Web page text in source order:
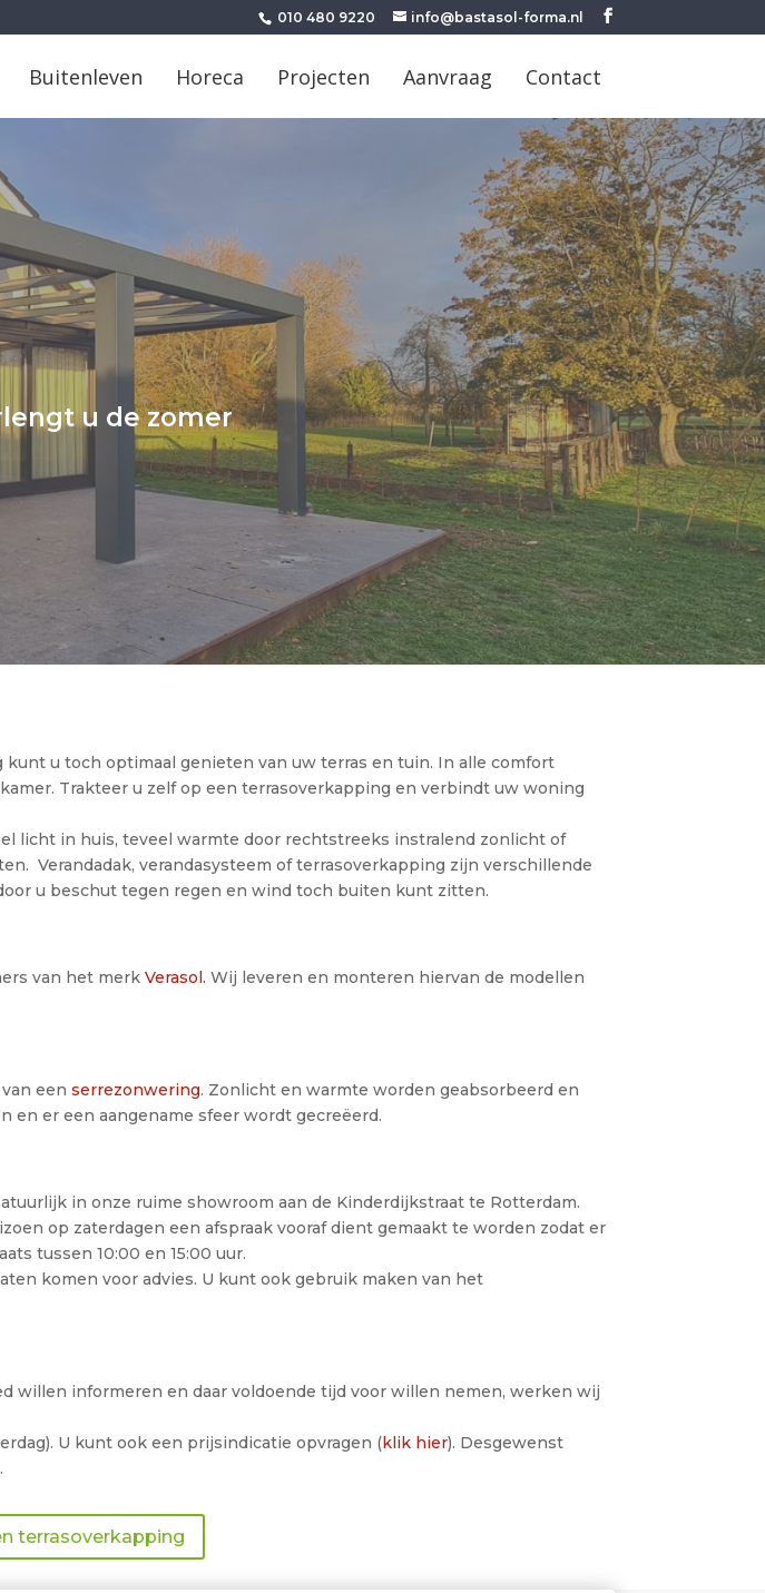
010 480 9220 info@bastasol-forma.nl
Buitenleven Horeca Projecten Aanvraag Contact
u de zomer
u toch optimaal genieten van uw terras en tuin. In alle comfort
Trakteer u zelf op een terrasoverkapping en verbindt uw woning
licht in huis, teveel warmte door rechtstreeks instralend zonlicht of
Verandadak, verandasysteem of terrasoverkapping zijn verschillende
u beschut tegen regen en wind toch buiten kunt zitten.
van het merkVerasol.Wij leveren en monteren hiervan de modellen
van eenserrezonwering. Zonlicht en warmte worden geabsorbeerd en
er een aangename sfeer wordt gecreëerd.
in onze ruime showroom aan de Kinderdijkstraat te Rotterdam.
op zaterdagen een afspraak vooraf dient gemaakt te worden zodat er
tussen 10:00 en 15:00 uur.
komen voor advies. U kunt ook gebruik maken van het
willen informeren en daar voldoende tijd voor willen nemen, werken wij
U kunt ook een prijsindicatie opvragen (klik hier). Desgewenst
terrasoverkapping